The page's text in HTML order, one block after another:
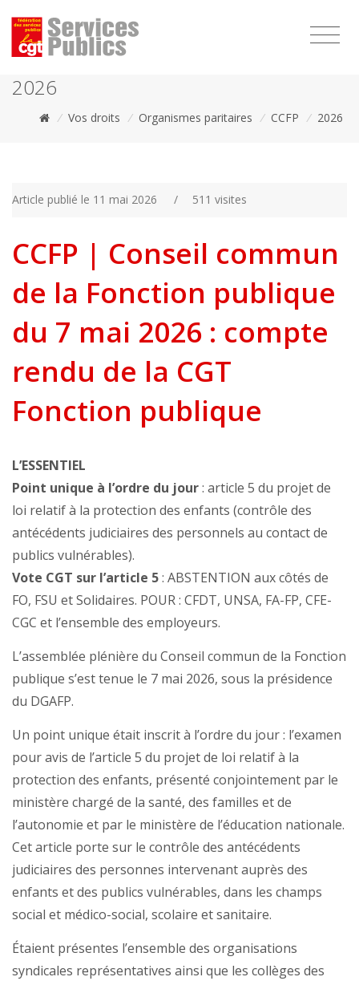
2026
/ Vos droits / Organismes paritaires / CCFP / 2026
Article publié le 11 mai 2026 / 511 visites
CCFP | Conseil commun
de la Fonction publique
du 7 mai 2026 : compte
rendu de la CGT
Fonction publique
L’ESSENTIEL
Point unique à l’ordre du jour: article 5 du projet de
loi relatif à la protection des enfants (contrôle des
antécédents judiciaires des personnels au contact de
publics vulnérables).
Vote CGT sur l’article 5: ABSTENTION aux côtés de
FO, FSU et Solidaires. POUR : CFDT, UNSA, FA-FP, CFE-
CGC et l’ensemble des employeurs.
L’assemblée plénière du Conseil commun de la Fonction
publique s’est tenue le 7 mai 2026, sous la présidence
du DGAFP.
Un point unique était inscrit à l’ordre du jour : l’examen
pour avis de l’article 5 du projet de loi relatif à la
protection des enfants, présenté conjointement par le
ministère chargé de la santé, des familles et de
l’autonomie et par le ministère de l’éducation nationale.
Cet article porte sur le contrôle des antécédents
judiciaires des personnes intervenant auprès des
enfants et des publics vulnérables, dans les champs
social et médico-social, scolaire et sanitaire.
Étaient présentes l’ensemble des organisations
syndicales représentatives ainsi que les collèges des